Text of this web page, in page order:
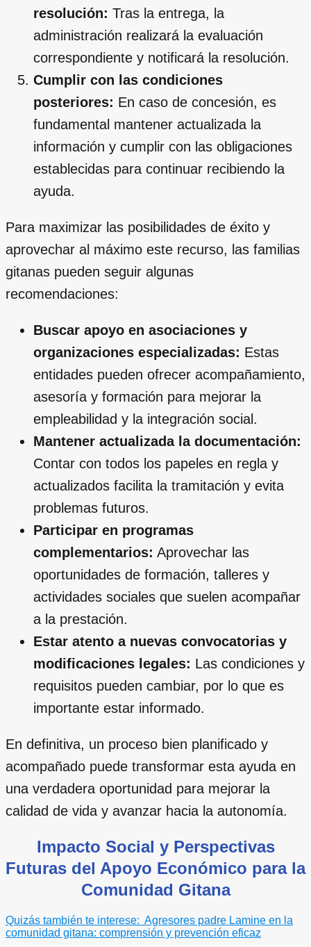
resolución: Tras la entrega, la
administración realizará la evaluación
correspondiente y notificará la resolución.
Cumplir con las condiciones
posteriores: En caso de concesión, es
fundamental mantener actualizada la
información y cumplir con las obligaciones
establecidas para continuar recibiendo la
ayuda.
Para maximizar las posibilidades de éxito y
aprovechar al máximo este recurso, las familias
gitanas pueden seguir algunas
recomendaciones:
Buscar apoyo en asociaciones y
organizaciones especializadas: Estas
entidades pueden ofrecer acompañamiento,
asesoría y formación para mejorar la
empleabilidad y la integración social.
Mantener actualizada la documentación:
Contar con todos los papeles en regla y
actualizados facilita la tramitación y evita
problemas futuros.
Participar en programas
complementarios: Aprovechar las
oportunidades de formación, talleres y
actividades sociales que suelen acompañar
a la prestación.
Estar atento a nuevas convocatorias y
modificaciones legales: Las condiciones y
requisitos pueden cambiar, por lo que es
importante estar informado.
En definitiva, un proceso bien planificado y
acompañado puede transformar esta ayuda en
una verdadera oportunidad para mejorar la
calidad de vida y avanzar hacia la autonomía.
Impacto Social y Perspectivas
Futuras del Apoyo Económico para la
Comunidad Gitana
Quizás también te interese: Agresores padre Lamine en la
comunidad gitana: comprensión y prevención eficaz